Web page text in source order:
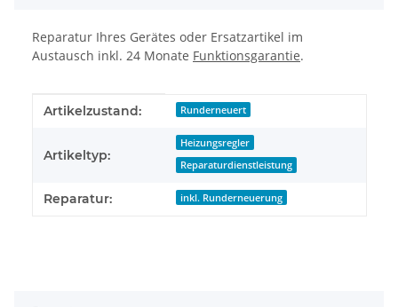
Reparatur Ihres Gerätes oder Ersatzartikel im
Austausch inkl. 24 Monate Funktionsgarantie.
Produkteigenschaft
Wert
Artikelzustand: Runderneuert
Artikeltyp:
Heizungsregler
Reparaturdienstleistung
Reparatur: inkl. Runderneuerung